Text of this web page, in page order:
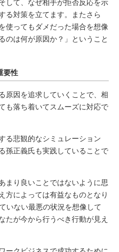
して、なぜ相手が拒否反応を示
る対策を立てます。またさら
使ってもダメだった場合を想像
のは何が原因か？」ということ
要性
原因を追求していくことで、相
も落ち着いてスムーズに対応で
る悲観的なシミュレーション
孫正義氏も実践していることで
まり良いことではないように思
方によっては有益なものとなり
いない最悪の状況を想像して
たが今から行うべき行動が見え